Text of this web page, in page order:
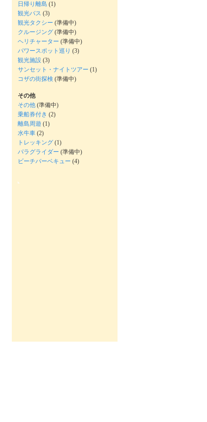
日帰り離島 (1)
観光バス (3)
観光タクシー (準備中)
クルージング (準備中)
ヘリチャーター (準備中)
パワースポット巡り (3)
観光施設 (3)
サンセット・ナイトツアー (1)
コザの街探検 (準備中)
その他
その他 (準備中)
乗船券付き (2)
離島周遊 (1)
水牛車 (2)
トレッキング (1)
パラグライダー (準備中)
ビーチバーベキュー (4)